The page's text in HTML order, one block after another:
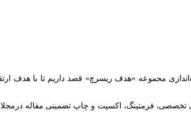
مجموعه «هدف ریسرچ» قصد داریم تا با هدف
فرمتینگ، اکسپت و چاپ تضمینی مقاله